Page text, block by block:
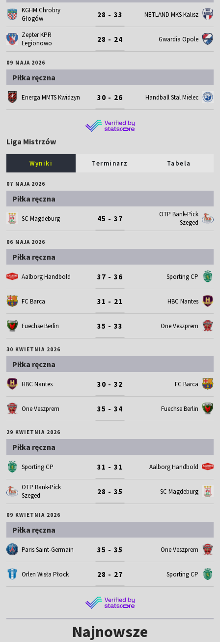
KGHM Chrobry
Głogów
28 - 33 NETLAND MKS Kalisz
Zepter KPR
Legionowo
28 - 24 Gwardia Opole
09 MAJA 2026
Piłka ręczna
Energa MMTS Kwidzyn 30 - 26 Handball Stal Mielec
Liga Mistrzów
Wyniki Terminarz Tabela
07 MAJA 2026
Piłka ręczna
SC Magdeburg 45 - 37
OTP Bank-Pick
Szeged
06 MAJA 2026
Piłka ręczna
Aalborg Handbold 37 - 36 Sporting CP
FC Barca 31 - 21 HBC Nantes
Fuechse Berlin 35 - 33 One Veszprem
30 KWIETNIA 2026
Piłka ręczna
HBC Nantes 30 - 32 FC Barca
One Veszprem 35 - 34 Fuechse Berlin
29 KWIETNIA 2026
Piłka ręczna
Sporting CP 31 - 31 Aalborg Handbold
OTP Bank-Pick
Szeged
28 - 35 SC Magdeburg
09 KWIETNIA 2026
Piłka ręczna
Paris Saint-Germain 35 - 35 One Veszprem
Orlen Wisła Płock 28 - 27 Sporting CP
Najnowsze